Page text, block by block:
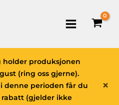
×
holder produksjonen
(ring oss gjerne).
denne perioden får du
rabatt (gjelder ikke